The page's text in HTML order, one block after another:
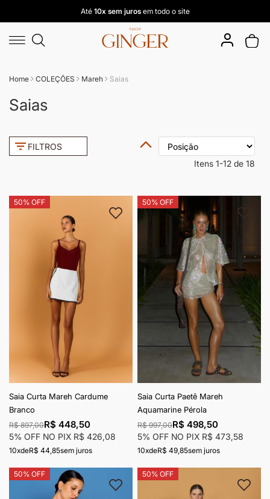
Meu
para
Home COLEÇÕES Mareh Saias
Até 10x sem jurosem todo o site
Saias
FILTROS
Itens 1-12 de 18
Definir
Direção
Decrescente
50% OFF
Saia Curta Mareh Cardume
Branco
R$ 897,00R$ 448,50
5% OFF NO PIX R$ 426,08
10xdeR$ 44,85sem juros
Adicionar à lista de desejos
50% OFF
Saia Curta Paetê Mareh
Aquamarine Pérola
R$ 997,00R$ 498,50
5% OFF NO PIX R$ 473,58
10xdeR$ 49,85sem juros
50% OFF
Adicionar à lista de desejos
50% OFF